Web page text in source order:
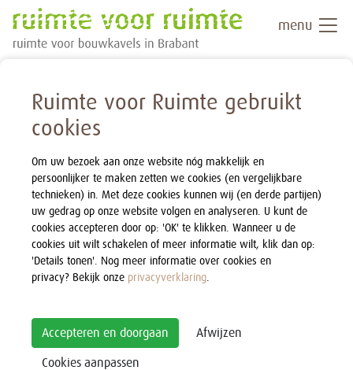
Ruimte voor Ruimte gebruikt
cookies
Om uw bezoek aan onze website nóg makkelijk en
persoonlijker te maken zetten we cookies (en vergelijkbare
technieken) in. Met deze cookies kunnen wij (en derde partijen)
uw gedrag op onze website volgen en analyseren. U kunt de
cookies accepteren door op: 'OK' te klikken. Wanneer u de
cookies uit wilt schakelen of meer informatie wilt, klik dan op:
'Details tonen'. Nog meer informatie over cookies en
privacy? Bekijk onze privacyverklaring.
Accepteren en doorgaan Afwijzen
Cookies aanpassen
menu